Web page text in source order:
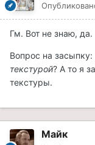
Гм. Вот не знаю, да.
Вопрос на
текстурой? А то я
текстуры.
Майк